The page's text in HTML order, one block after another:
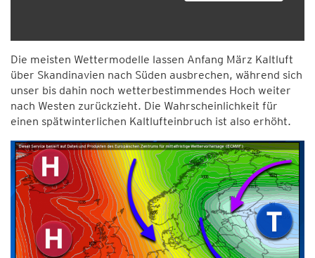
Die meisten Wettermodelle lassen Anfang März Kaltluft
über Skandinavien nach Süden ausbrechen, während sich
unser bis dahin noch wetterbestimmendes Hoch weiter
nach Westen zurückzieht. Die Wahrscheinlichkeit für
einen spätwinterlichen Kaltlufteinbruch ist also erhöht.